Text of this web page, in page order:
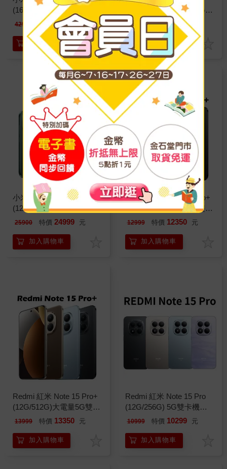
(16G/1TB)徠卡防水旗艦機
※送支架+內附保護殼※
42999 特價 39990 元
加入購物車
(12G/512G)徠卡防水5G旗
艦機※送支架+內附保護殼
※
27900 特價 26999 元
加入購物車
小米 Xiaomi 17
(12G/256G)徠卡防水5G旗
艦機※送支架+內附保護殼
25900 特價 24999 元
加入購物車
Redmi 紅米 Note 15 Pro+
(12G/256G)大電量5G雙卡
機※送支架+內附保護殼※
12999 特價 12350 元
加入購物車
Redmi 紅米 Note 15 Pro+
(12G/512G)大電量5G雙卡
機※送支架+內附保護殼※
13999 特價 13350 元
加入購物車
Redmi 紅米 Note 15 Pro
(12G/256G) 5G雙卡機※送
支架+內附保護殼※
10999 特價 10299 元
加入購物車